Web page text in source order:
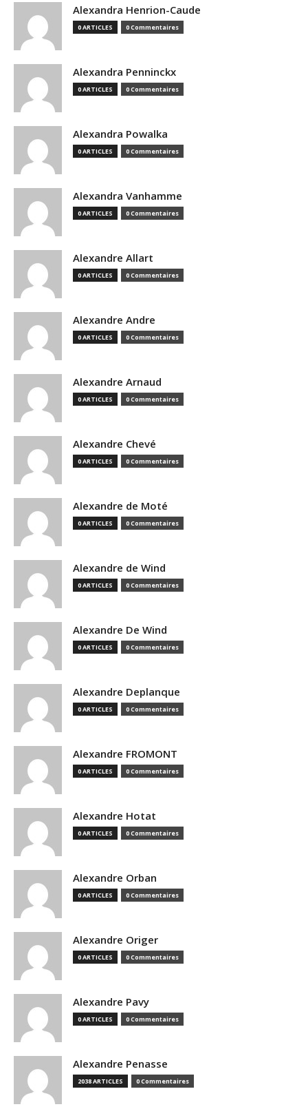
Alexandra Henrion-Caude
0 ARTICLES 0 Commentaires
Alexandra Penninckx
0 ARTICLES 0 Commentaires
Alexandra Powalka
0 ARTICLES 0 Commentaires
Alexandra Vanhamme
0 ARTICLES 0 Commentaires
Alexandre Allart
0 ARTICLES 0 Commentaires
Alexandre Andre
0 ARTICLES 0 Commentaires
Alexandre Arnaud
0 ARTICLES 0 Commentaires
Alexandre Chevé
0 ARTICLES 0 Commentaires
Alexandre de Moté
0 ARTICLES 0 Commentaires
Alexandre de Wind
0 ARTICLES 0 Commentaires
Alexandre De Wind
0 ARTICLES 0 Commentaires
Alexandre Deplanque
0 ARTICLES 0 Commentaires
Alexandre FROMONT
0 ARTICLES 0 Commentaires
Alexandre Hotat
0 ARTICLES 0 Commentaires
Alexandre Orban
0 ARTICLES 0 Commentaires
Alexandre Origer
0 ARTICLES 0 Commentaires
Alexandre Pavy
0 ARTICLES 0 Commentaires
Alexandre Penasse
2038 ARTICLES 0 Commentaires